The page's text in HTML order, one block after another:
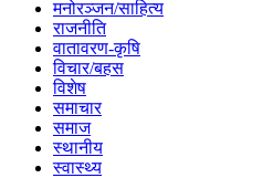
मनोरञ्जन/साहित्य
राजनीति
वातावरण-कृषि
विचार/बहस
विशेष
समाचार
समाज
स्थानीय
स्वास्थ्य